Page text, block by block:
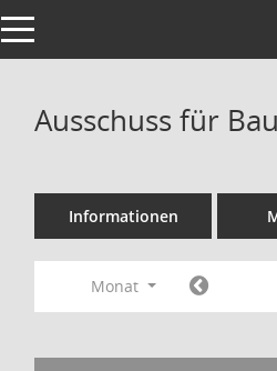
Toggle navigation
Ausschuss für
Informationen
Monat